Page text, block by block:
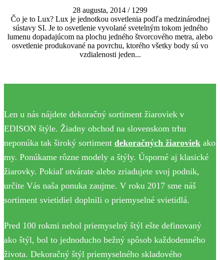
28 augusta, 2014 / 1299
Čo je to Lux? Lux je jednotkou osvetlenia podľa medzinárodnej
sústavy SI. Je to osvetlenie vyvolané svetelným tokom jedného
lumenu dopadajúcom na plochu jedného štvorcového metra, alebo
osvetlenie produkované na povrchu, ktorého všetky body sú vo
vzdialenosti jeden...
Len u nás nájdete dekoračný sortiment žiaroviek v
EDISON štýle. Žiadny obchod na slovenskom trhu
neponúka tak široký sortiment dekoračných žiaroviek ako
my. Ponúkame rôzne modely a štýly. Úsporné aj klasické
žiarovky. Pokiaľ otvárate alebo zriadujete svoj podnik,
určite Vás naša ponuka zaujme. V roku 2017 sme náš
sortiment svietidiel doplnili o priemyselné svietidlá.
Pred 100 rokmi nebol priemyselný štýl ešte definovaný
ako štýl, bol to jednoducho bežný spôsob každodenného
života. Dekoračný štýl priemyselného skladového